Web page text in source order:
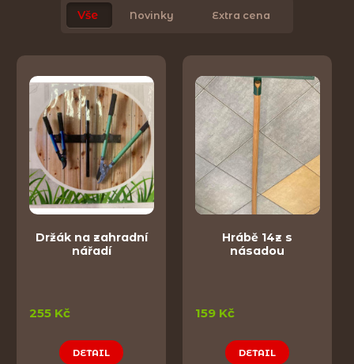
Vše Novinky Extra cena
Držák na zahradní
nářadí
255 Kč
DETAIL
Hrábě 14z s
násadou
159 Kč
DETAIL